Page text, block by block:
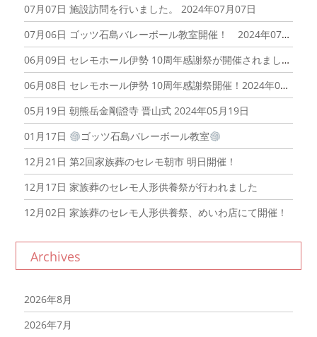
07月07日 施設訪問を行いました。 2024年07月07日
07月06日 ゴッツ石島バレーボール教室開催！ 2024年07月06日
06月09日 セレモホール伊勢 10周年感謝祭が開催されました！2024年06月09日
06月08日 セレモホール伊勢 10周年感謝祭開催！2024年06月08日
05月19日 朝熊岳金剛證寺 晋山式 2024年05月19日
01月17日
ゴッツ石島バレーボール教室
12月21日 第2回家族葬のセレモ朝市 明日開催！
12月17日 家族葬のセレモ人形供養祭が行われました
12月02日 家族葬のセレモ人形供養祭、めいわ店にて開催！
Archives
2026年8月
2026年7月